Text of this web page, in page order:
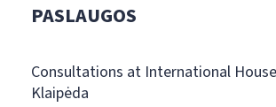
PASLAUGOS
Consultations at International
Klaipėda